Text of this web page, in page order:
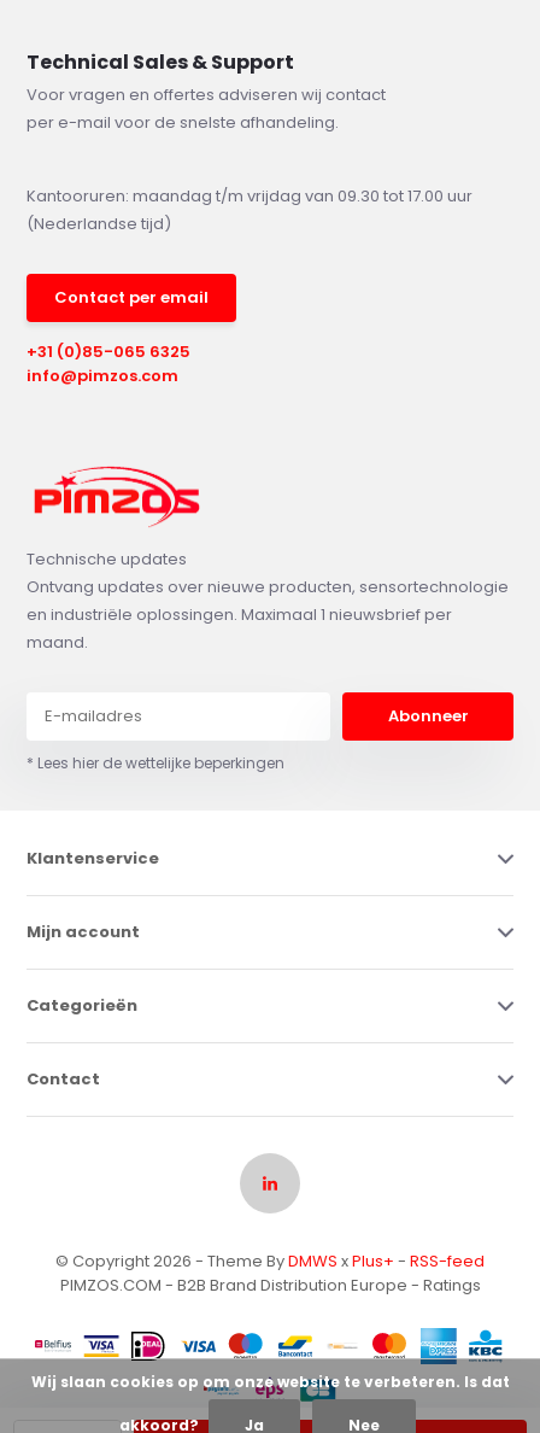
Technical Sales & Support
Voor vragen en offertes adviseren wij contact
per e-mail voor de snelste afhandeling.
Kantooruren: maandag t/m vrijdag van 09.30 tot 17.00 uur
(Nederlandse tijd)
Contact per email
+31 (0)85-065 6325
info@pimzos.com
Technische updates
Ontvang updates over nieuwe producten, sensortechnologie
en industriële oplossingen. Maximaal 1 nieuwsbrief per
maand.
Abonneer
* Lees hier de wettelijke beperkingen
Klantenservice
Mijn account
Categorieën
Contact
© Copyright 2026 - Theme ByDMWS xPlus+ - RSS-feed
PIMZOS.COM - B2B Brand Distribution Europe - Ratings
Wij slaan cookies op om onze website te verbeteren. Is dat
akkoord? Ja Nee